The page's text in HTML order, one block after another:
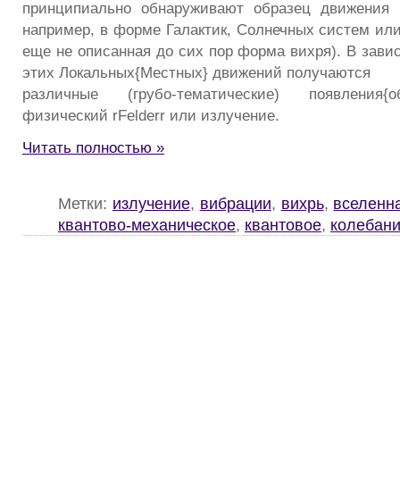
принципиально обнаруживают образец движения
например, в форме Галактик, Солнечных систем или
еще не описанная до сих пор форма вихря). В
этих Локальных{Местных} движений получаются
различные (грубо-тематические)
физический rFelderr или излучение.
Читать полностью »
Метки: излучение, вибрации, вихрь,
квантово-механическое, квантовое,